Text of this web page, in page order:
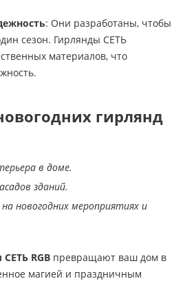
: Они разработаны, чтобы
сезон. Гирлянды СЕТЬ
материалов, что
гирлянд
в доме.
зданий.
новогодних мероприятиях и
RGB превращают ваш дом в
магией и праздничным